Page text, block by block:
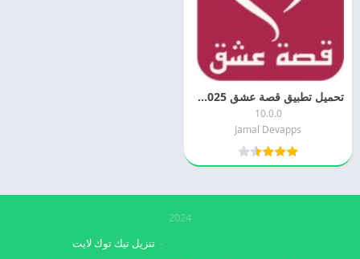
تحميل تطبيق قصة عشق 2025 3sk اخر تحديث مجانا
10.0.0
Jamal Devapps
2024
تنزيل تيك توك لايت